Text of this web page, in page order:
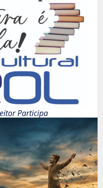
Participa